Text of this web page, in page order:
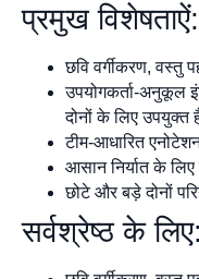
प्रमुख विशेषताऐं:
छवि वर्गीकरण, वस्तु
उपयोगकर्ता-अनुकूल
दोनों के लिए उपयुक्त
टीम-आधारित
आसान निर्यात के
छोटे और बड़े दोनों
सर्वश्रेष्ठ के लिए: